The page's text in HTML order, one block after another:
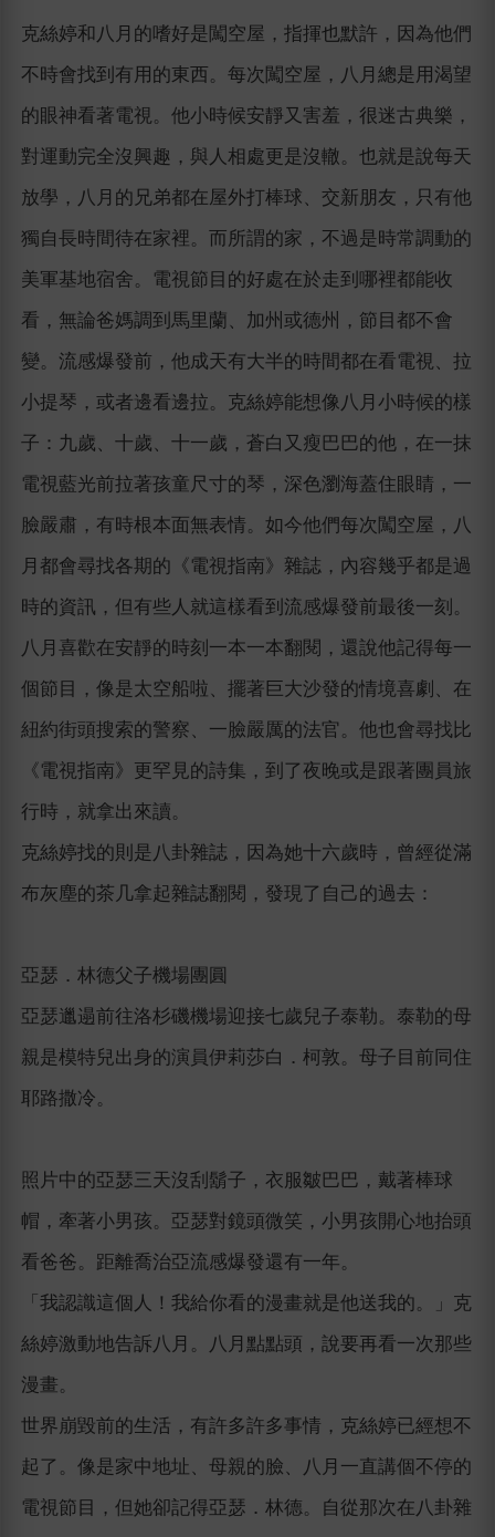
克絲婷和八月的嗜好是闖空屋，指揮也默許，因為他們
不時會找到有用的東西。每次闖空屋，八月總是用渴望
的眼神看著電視。他小時候安靜又害羞，很迷古典樂，
對運動完全沒興趣，與人相處更是沒轍。也就是說每天
放學，八月的兄弟都在屋外打棒球、交新朋友，只有他
獨自長時間待在家裡。而所謂的家，不過是時常調動的
美軍基地宿舍。電視節目的好處在於走到哪裡都能收
看，無論爸媽調到馬里蘭、加州或德州，節目都不會
變。流感爆發前，他成天有大半的時間都在看電視、拉
小提琴，或者邊看邊拉。克絲婷能想像八月小時候的樣
子：九歲、十歲、十一歲，蒼白又瘦巴巴的他，在一抹
電視藍光前拉著孩童尺寸的琴，深色瀏海蓋住眼睛，一
臉嚴肅，有時根本面無表情。如今他們每次闖空屋，八
月都會尋找各期的《電視指南》雜誌，內容幾乎都是過
時的資訊，但有些人就這樣看到流感爆發前最後一刻。
八月喜歡在安靜的時刻一本一本翻閱，還說他記得每一
個節目，像是太空船啦、擺著巨大沙發的情境喜劇、在
紐約街頭搜索的警察、一臉嚴厲的法官。他也會尋找比
《電視指南》更罕見的詩集，到了夜晚或是跟著團員旅
行時，就拿出來讀。
克絲婷找的則是八卦雜誌，因為她十六歲時，曾經從滿
布灰塵的茶几拿起雜誌翻閱，發現了自己的過去：
亞瑟．林德父子機場團圓
亞瑟邋遢前往洛杉磯機場迎接七歲兒子泰勒。泰勒的母
親是模特兒出身的演員伊莉莎白．柯敦。母子目前同住
耶路撒冷。
照片中的亞瑟三天沒刮鬍子，衣服皺巴巴，戴著棒球
帽，牽著小男孩。亞瑟對鏡頭微笑，小男孩開心地抬頭
看爸爸。距離喬治亞流感爆發還有一年。
「我認識這個人！我給你看的漫畫就是他送我的。」克
絲婷激動地告訴八月。八月點點頭，說要再看一次那些
漫畫。
世界崩毀前的生活，有許多許多事情，克絲婷已經想不
起了。像是家中地址、母親的臉、八月一直講個不停的
電視節目，但她卻記得亞瑟．林德。自從那次在八卦雜